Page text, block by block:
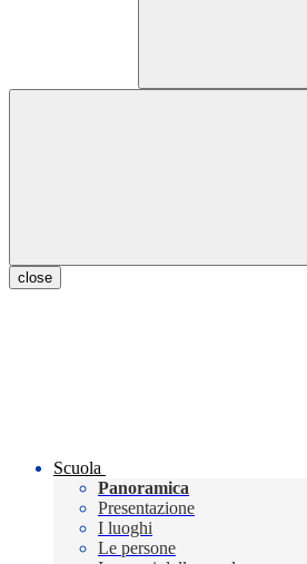
close
Scuola
Panoramica
Presentazione
I luoghi
Le persone